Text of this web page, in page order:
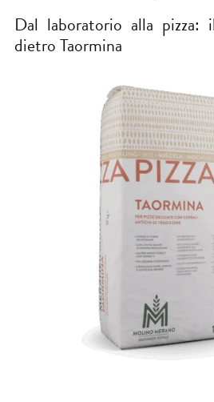
Dal laboratorio alla pizza:
dietro Taormina